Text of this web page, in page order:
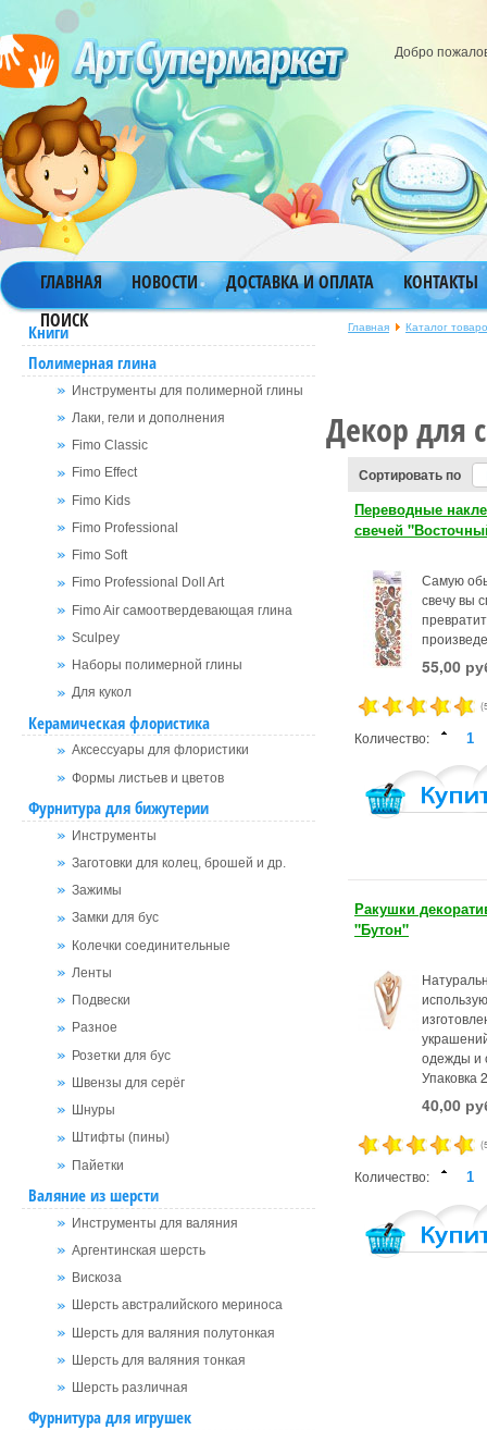
Добро
ГЛАВНАЯ НОВОСТИ ДОСТАВКА И ОПЛАТА
КОНТАКТЫ
ПОИСК
Книги
Полимерная глина
Инструменты для полимерной глины
Лаки, гели и дополнения
Fimo Classic
Fimo Effect
Fimo Kids
Fimo Professional
Fimo Soft
Fimo Professional Doll Art
Fimo Air самоотвердевающая глина
Sculpey
Наборы полимерной глины
Для кукол
Керамическая флористика
Аксессуары для флористики
Формы листьев и цветов
Фурнитура для бижутерии
Инструменты
Заготовки для колец, брошей и др.
Зажимы
Замки для бус
Колечки соединительные
Ленты
Подвески
Разное
Розетки для бус
Швензы для серёг
Шнуры
Штифты (пины)
Пайетки
Валяние из шерсти
Инструменты для валяния
Аргентинская шерсть
Вискоза
Шерсть австралийского мериноса
Шерсть для валяния полутонкая
Шерсть для валяния тонкая
Шерсть различная
Фурнитура для игрушек
Главная Каталог
Декор для
Сортировать по
Переводные
свечей
Самую
свечу вы
55,00
Количество:
Ракушки
"Бутон"
одежды и
Упаковка
40,00
Количество: